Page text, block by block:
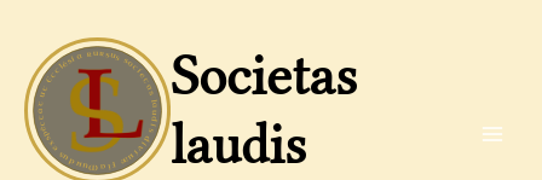
contenu
Societas
laudis